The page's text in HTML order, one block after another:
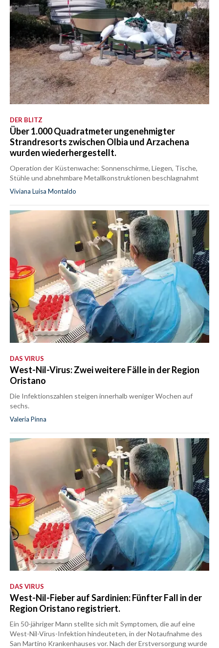
DER BLITZ
Über 1.000 Quadratmeter ungenehmigter
Strandresorts zwischen Olbia und Arzachena
wurden wiederhergestellt.
Operation der Küstenwache: Sonnenschirme, Liegen, Tische,
Stühle und abnehmbare Metallkonstruktionen beschlagnahmt
Viviana Luisa Montaldo
DAS VIRUS
West-Nil-Virus: Zwei weitere Fälle in der Region
Oristano
Die Infektionszahlen steigen innerhalb weniger Wochen auf
sechs.
Valeria Pinna
DAS VIRUS
West-Nil-Fieber auf Sardinien: Fünfter Fall in der
Region Oristano registriert.
Ein 50-jähriger Mann stellte sich mit Symptomen, die auf eine
West-Nil-Virus-Infektion hindeuteten, in der Notaufnahme des
San Martino Krankenhauses vor. Nach der Erstversorgung wurde